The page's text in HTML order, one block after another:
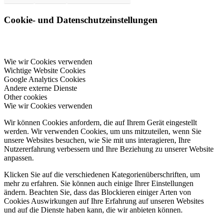
Cookie- und Datenschutzeinstellungen
Wie wir Cookies verwenden
Wichtige Website Cookies
Google Analytics Cookies
Andere externe Dienste
Other cookies
Wie wir Cookies verwenden
Wir können Cookies anfordern, die auf Ihrem Gerät eingestellt
werden. Wir verwenden Cookies, um uns mitzuteilen, wenn Sie
unsere Websites besuchen, wie Sie mit uns interagieren, Ihre
Nutzererfahrung verbessern und Ihre Beziehung zu unserer Website
anpassen.
Klicken Sie auf die verschiedenen Kategorienüberschriften, um
mehr zu erfahren. Sie können auch einige Ihrer Einstellungen
ändern. Beachten Sie, dass das Blockieren einiger Arten von
Cookies Auswirkungen auf Ihre Erfahrung auf unseren Websites
und auf die Dienste haben kann, die wir anbieten können.